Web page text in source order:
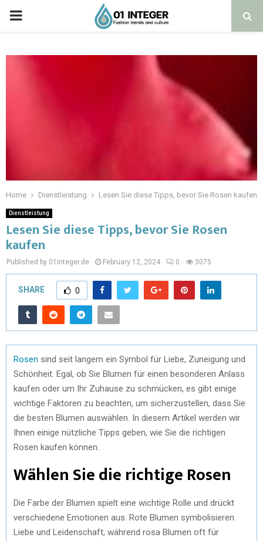
Home Dienstleistung Lesen Sie diese Tipps, bevor Sie Rosen kaufen
Dienstleistung
Lesen Sie diese Tipps, bevor Sie Rosen
kaufen
Published by 01integer.de February 12, 2024 0 3075
SHARE 0
Rosen sind seit langem ein Symbol für Liebe, Zuneigung und
Schönheit. Egal, ob Sie Blumen für einen besonderen Anlass
kaufen oder um Ihr Zuhause zu schmücken, es gibt einige
wichtige Faktoren zu beachten, um sicherzustellen, dass Sie
die besten Blumen auswählen. In diesem Artikel werden wir
Ihnen einige nützliche Tipps geben, wie Sie die richtigen
Rosen kaufen können.
Wählen Sie die richtige Rosen
Die Farbe der Blumen spielt eine wichtige Rolle und drückt
verschiedene Emotionen aus. Rote Blumen symbolisieren
Liebe und Leidenschaft, während rosa Blumen oft für